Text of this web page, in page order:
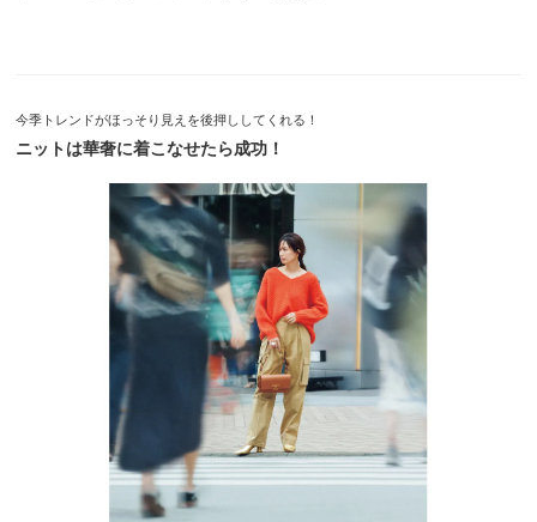
今季トレンドがほっそり見えを後押ししてくれる！
ニットは華奢に着こなせたら成功！